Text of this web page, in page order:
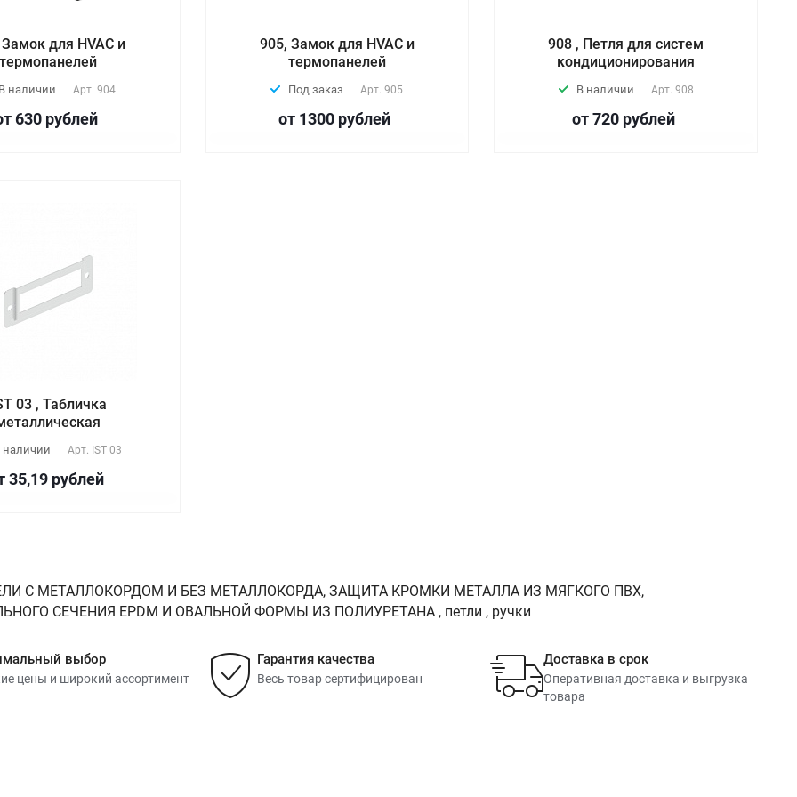
для HVAC и
термопанелей
наличии Арт.904
630 рублей
905, Замок для HVAC и
термопанелей
Под заказ Арт.905
от 1300 рублей
908 , Петля для систем
кондиционирования
В наличии Арт. 908
от 720 рублей
03 , Табличка
наличии Арт. IST 03
35,19 рублей
С МЕТАЛЛОКОРДОМ И БЕЗ МЕТАЛЛОКОРДА, ЗАЩИТА КРОМКИ МЕТАЛЛА ИЗ МЯГКОГО ПВХ,
СЕЧЕНИЯ EPDM И ОВАЛЬНОЙ ФОРМЫ ИЗ ПОЛИУРЕТАНА , петли , ручки
выбор
цены и широкий ассортимент
Гарантия качества
Весь товар сертифицирован
Доставка в срок
Оперативная доставка и выгрузка
товара